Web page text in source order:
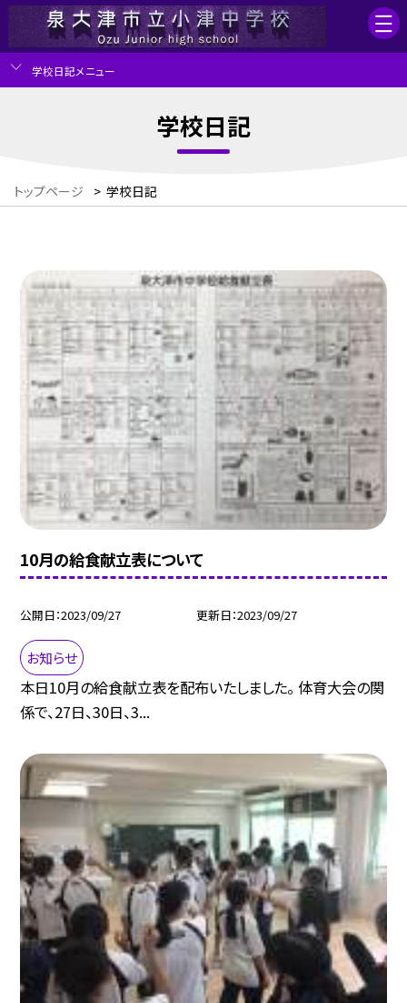
学校日記メニュー
学校日記
トップページ > 学校日記
10月の給食献立表について
公開日 2023/09/27 更新日 2023/09/27
お知らせ
本日10月の給食献立表を配布いたしました。 体育大会の関
係で、27日、30日、3...